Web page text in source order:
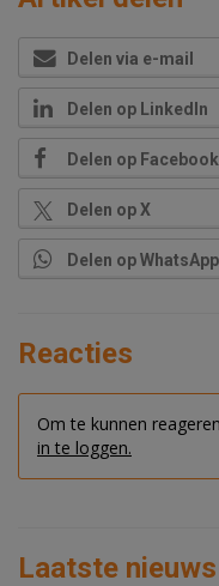
Delen via e-mail
Delen op LinkedIn
Delen op Facebook
Delen op X
Delen op WhatsApp
Reacties
Om te kunnen
in te loggen.
Laatste nieuws